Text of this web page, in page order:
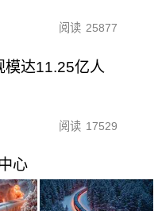
阅读 25877
模达11.25亿人
阅读 17529
心